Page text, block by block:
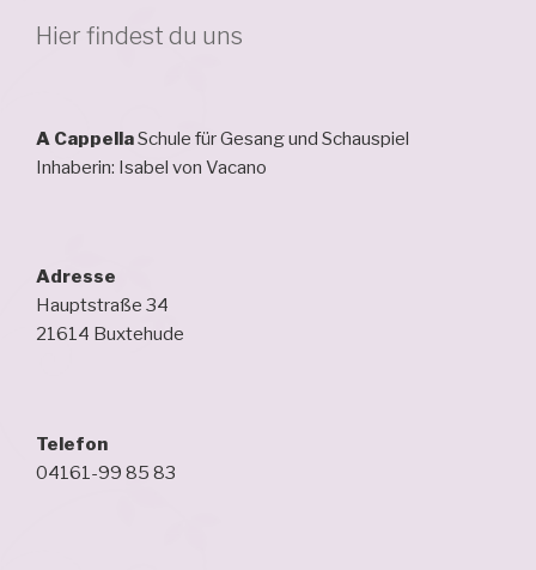
Hier findest du uns
A CappellaSchule für Gesang und Schauspiel
Inhaberin: Isabel von Vacano
Adresse
Hauptstraße 34
21614 Buxtehude
Telefon
04161-99 85 83